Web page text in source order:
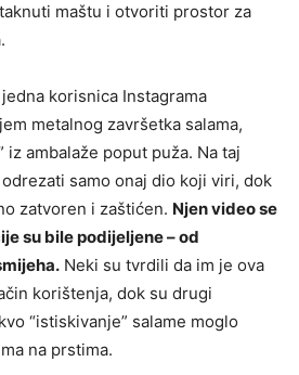
maštu i otvoriti prostor za
korisnica Instagrama
metalnog završetka salama,
iz ambalaže poput puža. Na taj
samo onaj dio koji viri, dok
zatvoren i zaštićen. Njen video se
su bile podijeljene – od
Neki su tvrdili da im je ova
korištenja, dok su drugi
“istiskivanje” salame moglo
na prstima.